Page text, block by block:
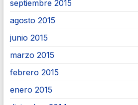
septiembre 2015
agosto 2015
junio 2015
marzo 2015
febrero 2015
enero 2015